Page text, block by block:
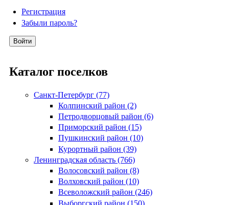
Регистрация
Забыли пароль?
Каталог поселков
Санкт-Петербург (77)
Колпинский район (2)
Петродворцовый район (6)
Приморский район (15)
Пушкинский район (10)
Курортный район (39)
Ленинградская область (766)
Волосовский район (8)
Волховский район (10)
Всеволожский район (246)
Выборгский район (150)